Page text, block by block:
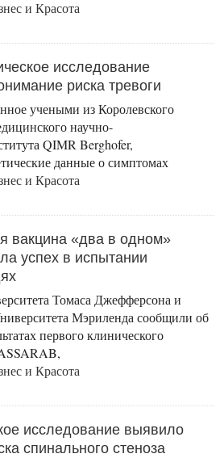
и Красота
исследование
риска тревоги
учеными из Королевского
научно-
QIMR Berghofer,
данные о симптомах
и Красота
вакцина «два в одном»
успех в испытании
Томаса Джефферсона и
Мэриленда сообщили об
первого клинического
и Красота
исследование выявило
спинального стеноза